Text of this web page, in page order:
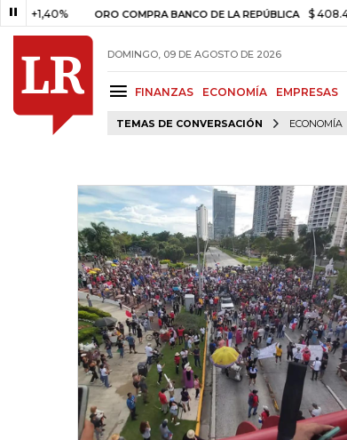
ORO COMPRA BANCO DE LA REPÚBLICA $ 408.498,97
DOMINGO, 09 DE AGOSTO DE 2026
FINANZAS ECONOMÍA EMPRESAS
TEMAS DE CONVERSACIÓN ECONOMÍA